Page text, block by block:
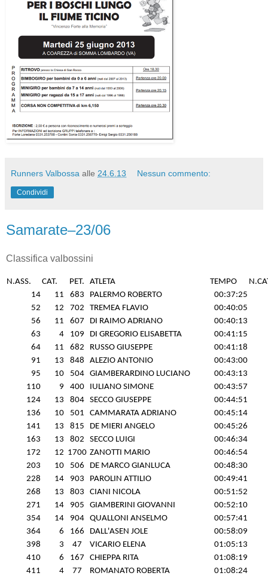
Runners Valbossa alle 24.6.13 Nessun commento:
Condividi
Samarate–23/06
Classifica valbossini
N.ASS. CAT. PET. ATLETA TEMPO
14
11 683 PALERMO ROBERTO
00:37:25
52
12 702 TREMEA FLAVIO
00:40:05
56
11 607 DI RAIMO ADRIANO
00:40:13
63
4 109 DI GREGORIO ELISABETTA
00:41:15
64
11 682 RUSSO GIUSEPPE
00:41:18
91
13 848 ALEZIO ANTONIO
00:43:00
95
10 504 GIAMBERARDINO LUCIANO
00:43:13
110
9 400 IULIANO SIMONE
00:43:57
124
13 804 SECCO GIUSEPPE
00:44:51
136
10 501 CAMMARATA ADRIANO
00:45:14
141
13 815 DE MIERI ANGELO
00:45:26
163
13 802 SECCO LUIGI
00:46:34
172
12 1700 ZANOTTI MARIO
00:46:54
203
10 506 DE MARCO GIANLUCA
00:48:30
228
14 903 PAROLIN ATTILIO
00:49:41
268
13 803 CIANI NICOLA
00:51:52
271
14 905 GIAMBERINI GIOVANNI
00:52:10
354
14 904 QUALLONI ANSELMO
00:57:41
364
6 166 DALL'ASEN JOLE
00:58:09
398
3 47 VICARIO ELENA
01:05:13
410
6 167 CHIEPPA RITA
01:08:19
411
4 77 ROMANATO ROBERTA 01:08:24